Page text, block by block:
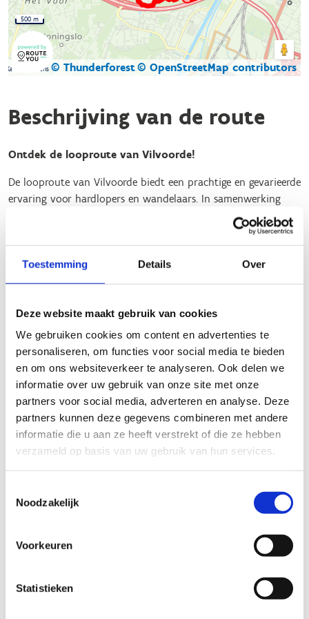
Toestemming Details Over
Deze website maakt gebruik van cookies
We gebruiken cookies om content en advertenties te
personaliseren, om functies voor social media te bieden
en om ons websiteverkeer te analyseren. Ook delen we
informatie over uw gebruik van onze site met onze
partners voor social media, adverteren en analyse. Deze
partners kunnen deze gegevens combineren met andere
informatie die u aan ze heeft verstrekt of die ze hebben
verzameld op basis van uw gebruik van hun services.
Noodzakelijk
Voorkeuren
Statistieken
Kaartgegevens © Thunderforest© OpenStreetMap contributors
500 m
Beschrijving van de route
Ontdek de looproute van Vilvoorde!
De looproute van Vilvoorde biedt een prachtige en gevarieerde
ervaring voor hardlopers en wandelaars. In samenwerking
met de Vilvoordse atletiekclubs werden drie routes
uitgestippeld in het sportstadion, park Drie Fonteinen en het
Tangebeekbos.
bedraagt 1,5 km, de blauwe 4 km en de rode 9,1 km. Er staan
routes terugvindt: één op het sportstadion Drie Fonteinen
(Brusselsesteenweg 73), één aan de hoofdingang van het park
Drie Fonteinen (Beneluxlaan) en één aan de hoofdingang van
het Tangebeekbos (Albert I-laan)
Met een totale stijging van slechts 51 meteris deze route
geschikt voor zowel beginners als ervaren lopers
op zoek bent naar een ontspannende wandeling of een
uitdagende hardlooptraining, de looproute van Vilvoorde
Kom en ervaar de veelzijdigheid en schoonheid van Vilvoorde!